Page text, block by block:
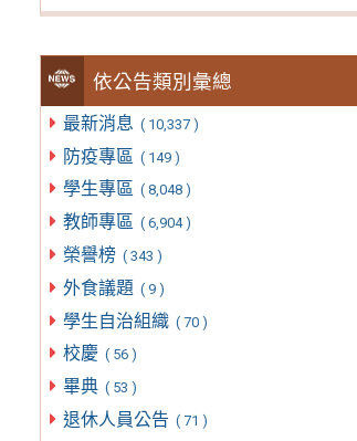
依公告類別彙總
最新消息 ( 10,337 )
防疫專區 ( 149 )
學生專區 ( 8,048 )
教師專區 ( 6,904 )
榮譽榜 ( 343 )
外食議題 ( 9 )
學生自治組織 ( 70 )
校慶 ( 56 )
畢典 ( 53 )
退休人員公告 ( 71 )